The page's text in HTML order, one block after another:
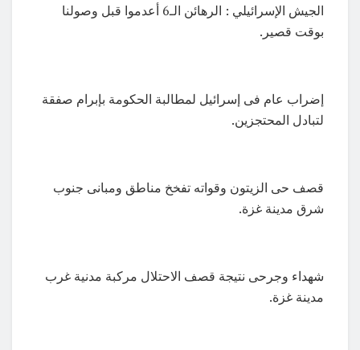
الجيش الإسرائيلي : الرهائن الـ6 أعدموا قبل وصولنا
بوقت قصير.
إضراب عام فى إسرائيل لمطالبة الحكومة بإبرام صفقة
لتبادل المحتجزين.
قصف حى الزيتون وقواته تفخخ مناطق ومبانى جنوب
شرق مدينة غزة.
شهداء وجرحى نتيجة قصف الاحتلال مركبة مدنية غرب
مدينة غزة.